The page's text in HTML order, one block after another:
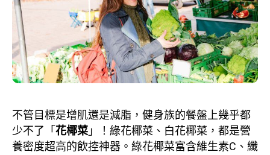
不管目標是增肌還是減脂，健身族的餐盤上幾乎都
少不了「 花椰菜 」！綠花椰菜、白花椰菜，都是營
養密度超高的飲控神器。綠花椰菜富含維生素C、纖